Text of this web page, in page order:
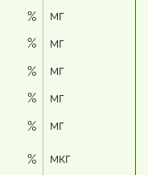
%
мг
%
мг
%
мг
%
мг
%
мг
%
мкг